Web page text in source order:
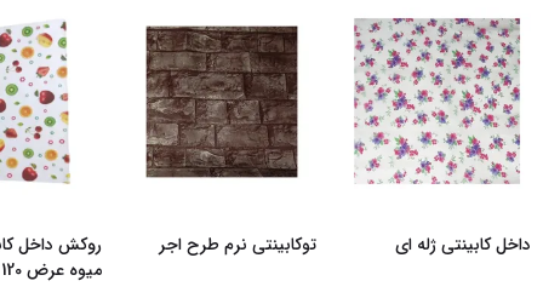
داخل کابینتی ژله ای توکابینتی نرم طرح اجر
روکش داخل
میوه عرض 120